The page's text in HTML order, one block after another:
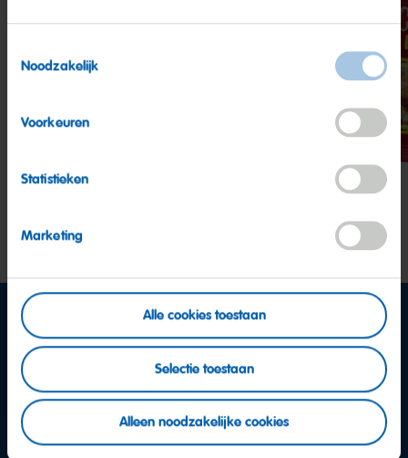
Noodzakelijk
Voorkeuren
Statistieken
Marketing
Alle cookies toestaan
Selectie toestaan
Alleen noodzakelijke cookies
Cola